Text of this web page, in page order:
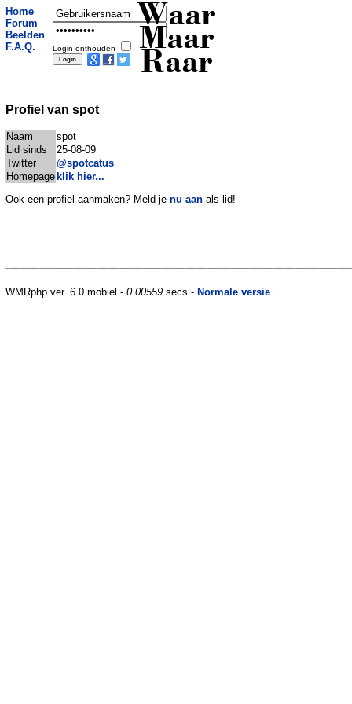
Home
Forum
Beelden
F.A.Q.
Login onthouden
Waar
Maar
Raar
Profiel van spot
Naam
spot
Lid sinds
25-08-09
Twitter
@spotcatus
Homepageklik hier...
Ook een profiel aanmaken? Meld je nu aan als lid!
WMRphp ver. 6.0 mobiel - 0.00559 secs - Normale versie